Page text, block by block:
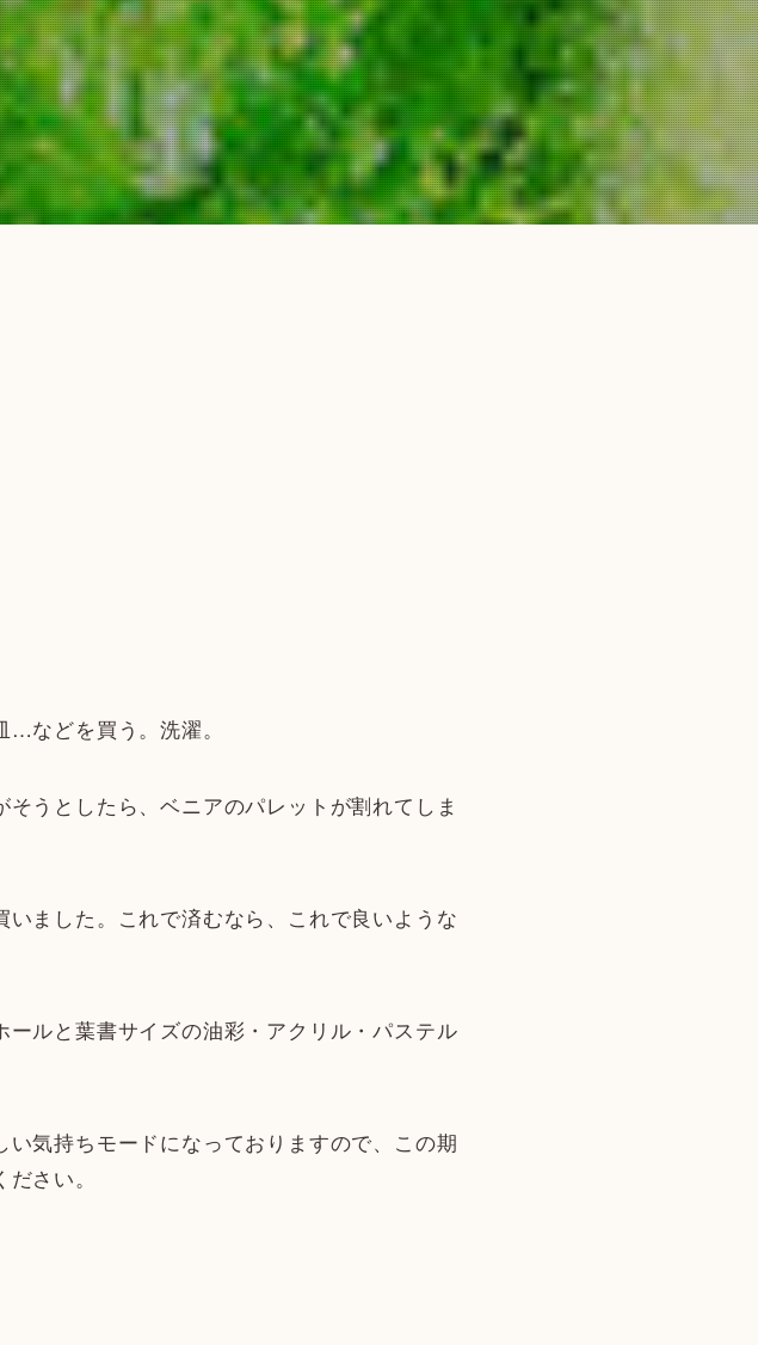
などを買う。洗濯。
うとしたら、ベニアのパレットが割れてしま
ました。これで済むなら、これで良いような
ルと葉書サイズの油彩・アクリル・パステル
気持ちモードになっておりますので、この期
さい。